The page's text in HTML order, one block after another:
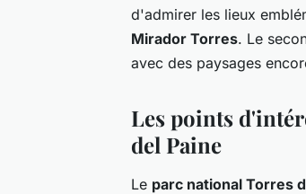
d'admirer les lieux
Mirador Torres. Le
avec des paysages
Les points
del Paine
Le parc national Torres